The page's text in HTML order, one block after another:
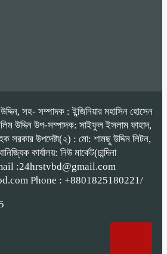
সহ- সম্পাদক : ইন্জিনিয়ার মহাসিন হোসেন
উদ্দিন উপ-সম্পাদক: সাইফুল ইসলাম ফাহাদ,
সরকার উপদেষ্টা(২) : মো: শামছু উদ্দিন লিটন,
কার্যালয়: নিউ মার্কেট(চান্দিনা
:24hrstvbd@gmail.com
Phone : +8801825180221/